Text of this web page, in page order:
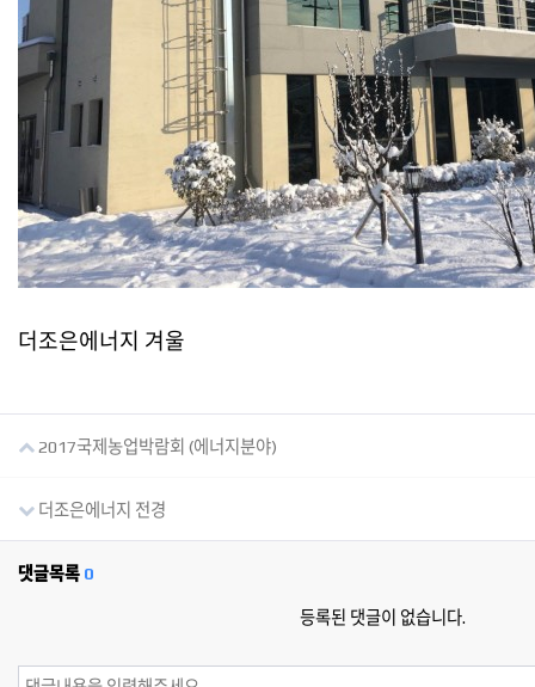
더조은에너지 겨울
2017국제농업박람회 (에너지분야)
더조은에너지 전경
댓글목록 0
등록된 댓글이 없습니다.